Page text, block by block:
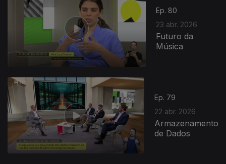
Ep. 80
23 abr. 2026
Futuro da
Música
Ep. 79
22 abr. 2026
Armazenamento
de Dados